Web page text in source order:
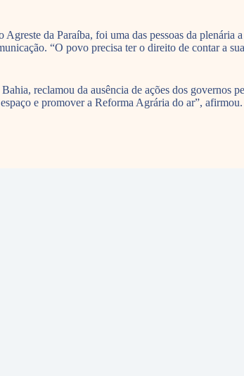
da Paraíba, foi uma das pessoas da plenária
“O povo precisa ter o direito de contar a
reclamou da ausência de ações dos governos
e promover a Reforma Agrária do ar”, afirmou.